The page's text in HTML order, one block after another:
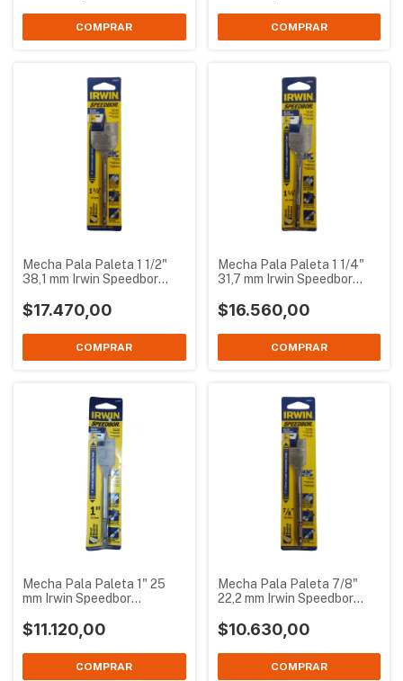
Mecha Pala Paleta 1 1/2"
38,1 mm Irwin Speedbor
$17.470,00
Mecha Pala Paleta 1 1/4"
31,7 mm Irwin Speedbor
$16.560,00
Mecha Pala Paleta 1" 25
mm Irwin Speedbor
$11.120,00
Mecha Pala Paleta 7/8"
22,2 mm Irwin Speedbor
$10.630,00